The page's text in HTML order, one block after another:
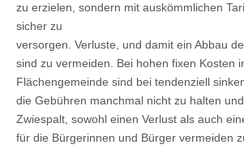
zu erzielen, sondern mit auskömmlichen
sicher zu
versorgen. Verluste, und damit ein Abbau
sind zu vermeiden. Bei hohen fixen Kosten
Flächengemeinde sind bei tendenziell
die Gebühren manchmal nicht zu halten
Zwiespalt, sowohl einen Verlust als auch
für die Bürgerinnen und Bürger vermeiden